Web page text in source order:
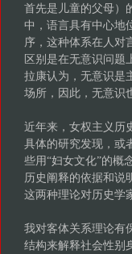
首先是儿童的父母）
中，语言具有中心地
序，这种体系在人对
区别是在无意识问题
拉康认为，无意识是
场所，因此，无意识
近年来，女权主义历
具体的研究发现，或
些用“妇女文化”的概
历史阐释的依据和说
这两种理论对历史学
我对客体关系理论有
结构来解释社会性别